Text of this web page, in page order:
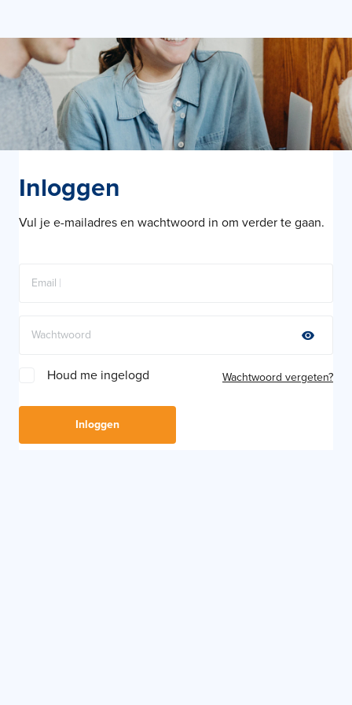
Inloggen
Vul je e-mailadres en wachtwoord in om verder te gaan.
Email
Wachtwoord
Houd me ingelogd Wachtwoord vergeten?
Inloggen